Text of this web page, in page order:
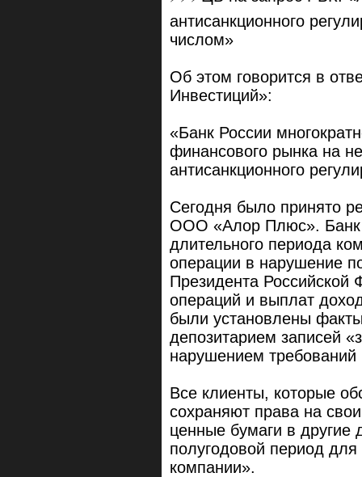
антисанкционного
числом»
Об этом говорится в
Инвестиций»:
«Банк России
финансового рынка на
антисанкционного
Сегодня было принято
ООО «Алор Плюс». Банк
длительного периода
операции в нарушение
Президента Российской
операций и выплат
были установлены
депозитарием записей
нарушением требований
Все клиенты, которые
сохраняют права на
ценные бумаги в другие
полугодовой период
компании».